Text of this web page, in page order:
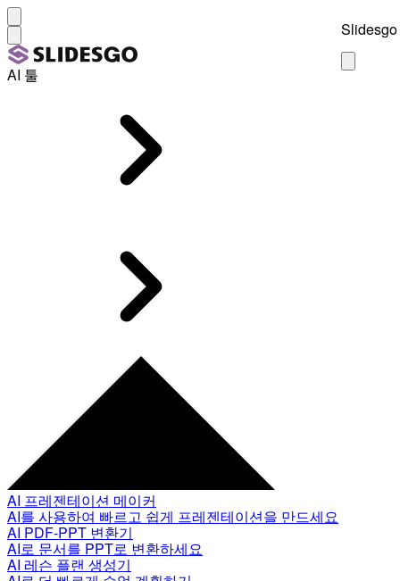
AI 툴
AI 프레젠테이션 메이커
AI를 사용하여 빠르고 쉽게 프레젠테이션을 만드세요
AI PDF-PPT 변환기
AI로 문서를 PPT로 변환하세요
AI 레슨 플랜 생성기